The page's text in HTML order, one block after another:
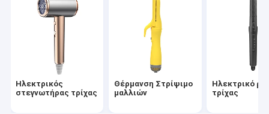
Πολυλειτουργικό Στυλέρ Μαλλιών
Ηλεκτρικός
στεγνωτήρας τρίχας
Θέρμανση Στρίψιμο
μαλλιών
Ηλεκτρικό
τρίχας